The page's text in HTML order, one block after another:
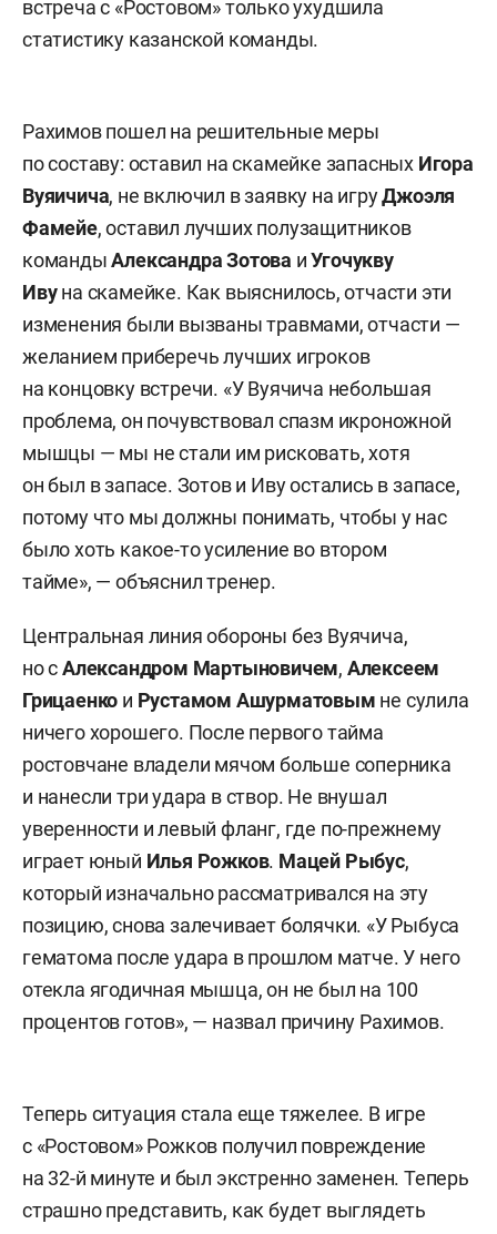
встреча с «Ростовом» только ухудшила
статистику казанской команды.
Рахимов пошел на решительные меры
по составу: оставил на скамейке запасных Игора
Вуяичича, не включил в заявку на игруДжоэля
Фамейе, оставил лучших полузащитников
командыАлександра Зотова иУгочукву
Ивуна скамейке. Как выяснилось, отчасти эти
изменения были вызваны травмами, отчасти —
желанием приберечь лучших игроков
на концовку встречи. «У Вуячича небольшая
проблема, он почувствовал спазм икроножной
мышцы — мы не стали им рисковать, хотя
он был в запасе. Зотов и Иву остались в запасе,
потому что мы должны понимать, чтобы у нас
было хоть какое-то усиление во втором
тайме», — объяснил тренер.
Центральная линия обороны без Вуячича,
но сАлександром Мартыновичем, Алексеем
Грицаенко и Рустамом Ашурматовым не сулила
ничего хорошего. После первого тайма
ростовчане владели мячом больше соперника
и нанесли три удара в створ. Не внушал
уверенности и левый фланг, где по-прежнему
играет юный Илья Рожков. Мацей Рыбус,
который изначально рассматривался на эту
позицию, снова залечивает болячки. «У Рыбуса
гематома после удара в прошлом матче. У него
отекла ягодичная мышца, он не был на 100
процентов готов», — назвал причину Рахимов.
Теперь ситуация стала еще тяжелее. В игре
с «Ростовом» Рожков получил повреждение
на 32-й минуте и был экстренно заменен. Теперь
страшно представить, как будет выглядеть